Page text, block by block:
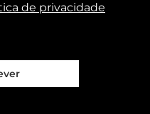
de privacidade